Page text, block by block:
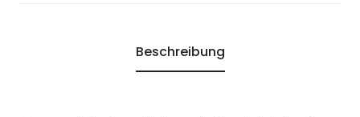
Beschreibung